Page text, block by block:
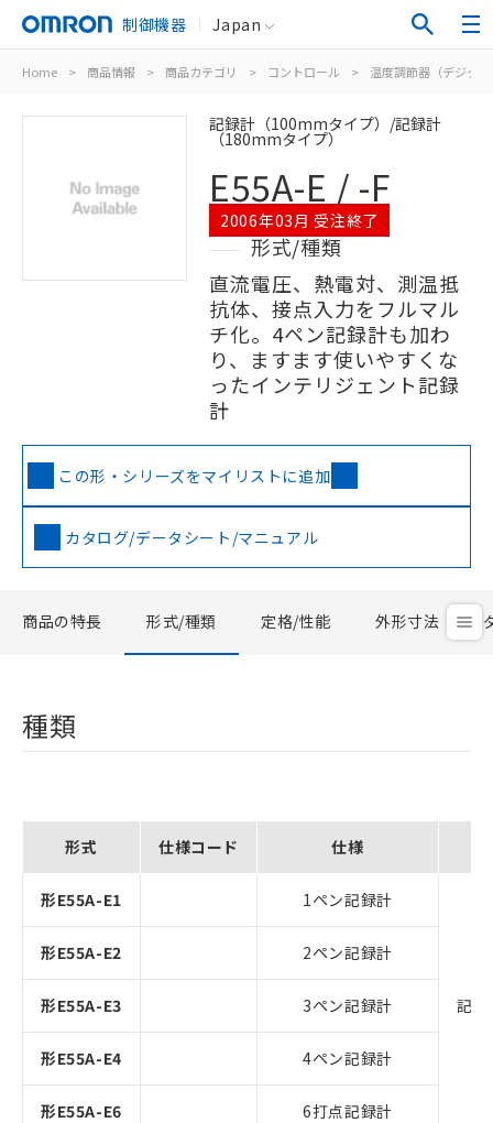
制御機器 Japan
Home > 商品情報 > 商品カテゴリ > コントロール > 温度調節器（デジタ
記録計（100mmタイプ）/記録計
（180mmタイプ）
E55A-E / -F
2006年03月 受注終了
形式/種類
直流電圧、熱電対、測温抵
抗体、接点入力をフルマル
チ化。4ペン記録計も加わ
り、ますます使いやすくな
ったインテリジェント記録
計
この形・シリーズをマイリストに追加
カタログ/データシート/マニュアル
商品の特長 形式/種類 定格/性能 外形寸法
種類
形式 仕様コード 仕様
形E55A-E1 1ペン記録計
記
形E55A-E2 2ペン記録計
形E55A-E3 3ペン記録計
形E55A-E4 4ペン記録計
形E55A-E6 6打点記録計